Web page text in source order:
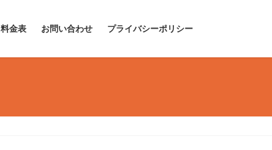
料金表 お問い合わせ プライバシーポリシー